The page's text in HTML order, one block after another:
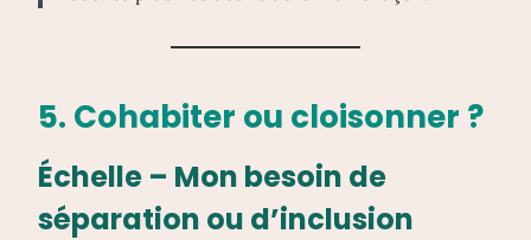
5. Cohabiter ou cloisonner ?
Échelle – Mon besoin de
séparation ou d’inclusion